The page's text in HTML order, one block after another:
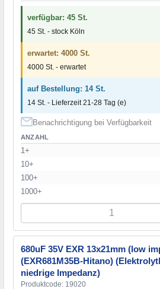
verfügbar: 45 St.
45 St. - stock Köln
erwartet: 4000 St.
4000 St. - erwartet
auf Bestellung: 14 St.
14 St. - Lieferzeit 21-28 Tag (e)
Benachrichtigung bei Verfügbarkeit
ANZAHL
1+
10+
100+
1000+
680uF 35V EXR 13x21mm (low
(EXR681M35B-Hitano)
niedrige Impedanz)
Produktcode: 19020